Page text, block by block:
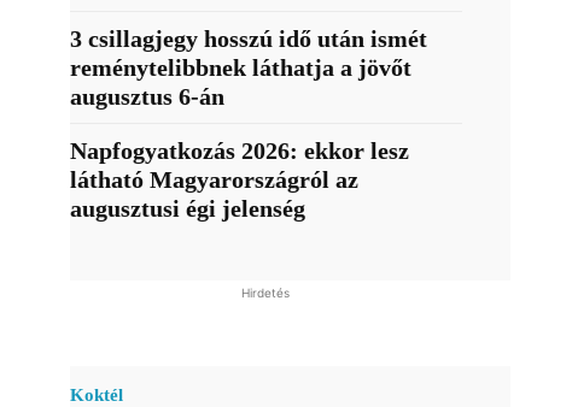
3 csillagjegy hosszú idő után ismét
reménytelibbnek láthatja a jövőt
augusztus 6-án
Napfogyatkozás 2026: ekkor lesz
látható Magyarországról az
augusztusi égi jelenség
Hirdetés
Koktél